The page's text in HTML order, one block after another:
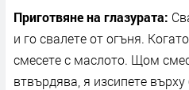
Приготвяне на глазурата:
и го свалете от огъня.
смесете с маслото. Щом
втвърдява, я изсипете върху